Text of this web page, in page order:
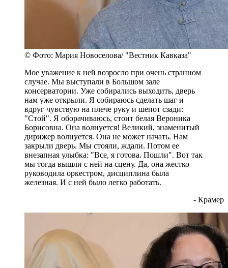
© Фото: Мария Новоселова/ "Вестник Кавказа"
Мое уважение к ней возросло при очень странном
случае. Мы выступали в Большом зале
консерватории. Уже собирались выходить, дверь
нам уже открыли. Я собираюсь сделать шаг и
вдруг чувствую на плече руку и шепот сзади:
"Стой". Я оборачиваюсь, стоит белая Вероника
Борисовна. Она волнуется! Великий, знаменитый
дирижер волнуется. Она не может начать. Нам
закрыли дверь. Мы стояли, ждали. Потом ее
внезапная улыбка: "Все, я готова. Пошли". Вот так
мы тогда вышли с ней на сцену. Да, она жестко
руководила оркестром, дисциплина была
железная. И с ней было легко работать.
- Крамер